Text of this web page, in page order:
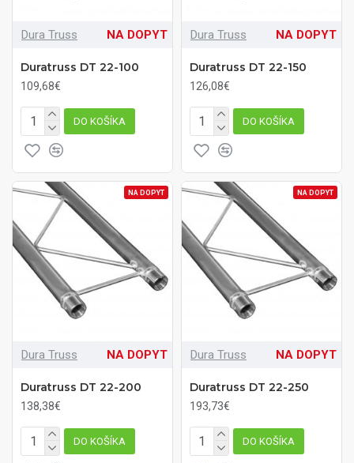
Dura Truss NA DOPYT
Duratruss DT 22-100
109,68€
DO KOŠÍKA
Dura Truss NA DOPYT
Duratruss DT 22-150
126,08€
DO KOŠÍKA
NA DOPYT
Dura Truss NA DOPYT
Duratruss DT 22-200
138,38€
DO KOŠÍKA
NA DOPYT
Dura Truss NA DOPYT
Duratruss DT 22-250
193,73€
DO KOŠÍKA